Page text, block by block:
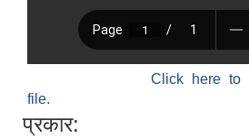
Click here to
file.
प्रकार: